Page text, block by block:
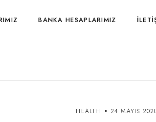
BANKA HESAPLARIMIZ
HEALTH 24 MAYIS